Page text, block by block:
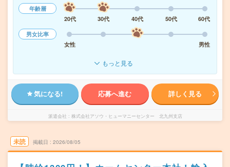
年齢層
20代
30代 40代 50代
60代
男女比率
女性
男性
もっと見る
気になる! 応募へ進む 詳しく見る
派遣会社 株式会社アソウ・ヒューマニーセンター 北九州支店
未読 掲載日 2026/08/05